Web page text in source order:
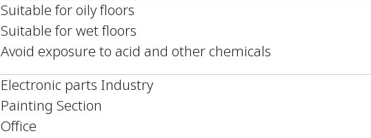
Suitable for oily floors
Suitable for wet floors
Avoid exposure to acid and other chemicals
Electronic parts Industry
Painting Section
Office